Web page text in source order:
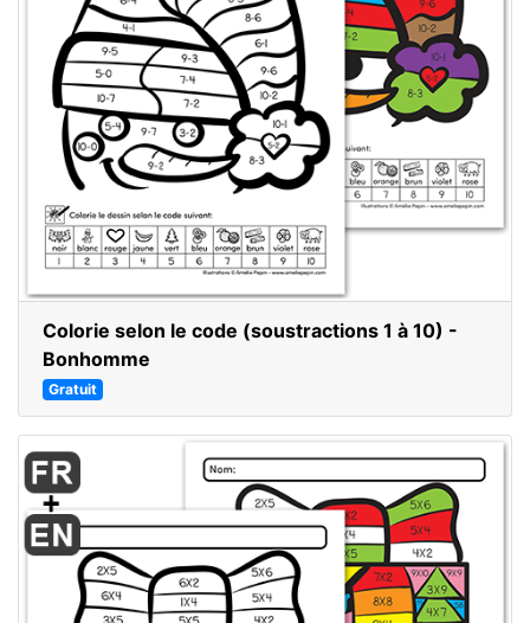
Colorie selon le code (soustractions 1 à 10) -
Bonhomme
Gratuit